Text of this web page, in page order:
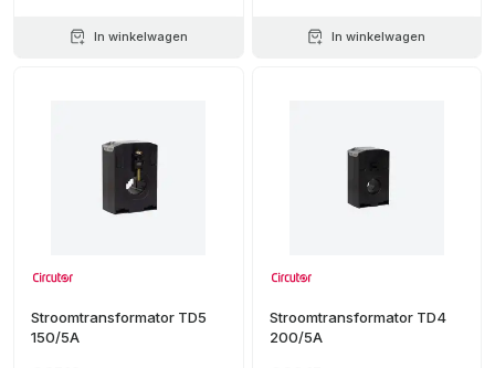
In winkelwagen In winkelwagen
Stroomtransformator TD5
150/5A
Stroomtransformator TD4
200/5A